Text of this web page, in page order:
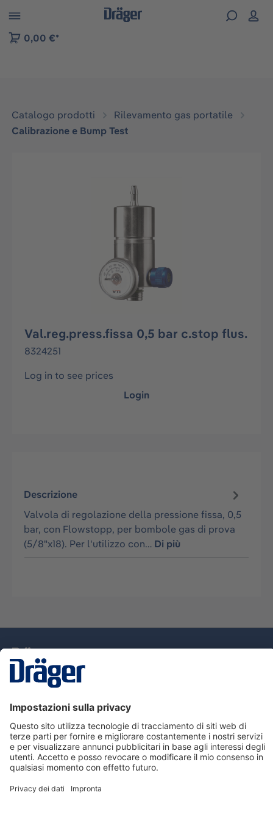
Skip to B2B platform navigation
0,00 €*
Catalogo prodotti
Rilevamento gas portatile
Calibrazione e Bump Test
Salta la galleria di immagini
Val.reg.press.fissa 0,5 bar c.stop flus.
8324251
Log in to see prices
Login
Descrizione
Valvola di regolazione della pressione fissa, 0,5
bar, con Flowstopp, per bombole gas di prova
(5/8"x18). Per l'utilizzo con… Di più
Assistenza
Informazioni su Dräger
Informazioni